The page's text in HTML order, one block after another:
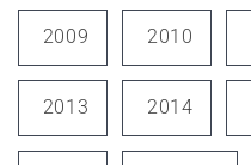
2009 2010
2013 2014